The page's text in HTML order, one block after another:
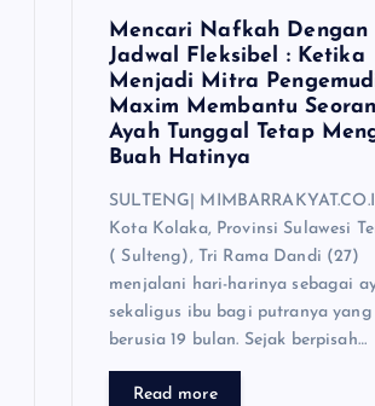
Mencari Nafkah Dengan
Jadwal Fleksibel : Ketika
Menjadi Mitra
Maxim Membantu
Ayah Tunggal Tetap
Buah Hatinya
SULTENG|
Kota Kolaka, Provinsi Sulawesi
( Sulteng), Tri Rama Dandi (27)
menjalani hari-harinya sebagai
sekaligus ibu bagi putranya yang
berusia 19 bulan. Sejak berpisah…
Read more